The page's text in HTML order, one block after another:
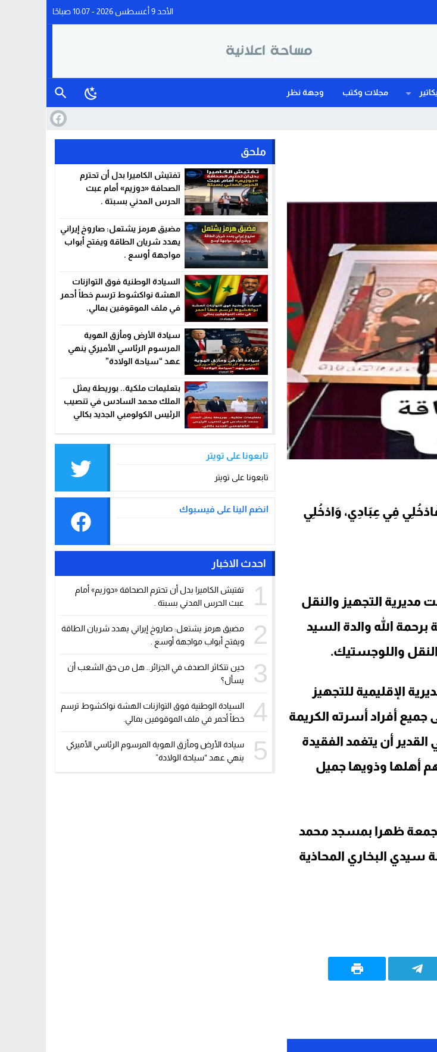
الأحد 9 أغسطس 2026 - 10:07 صباحًا
مجلات وكتب وجهة نظر
فِي عِبَادِي، وَادْخُلِي
مديرية التجهيز والنقل
الله والدة السيد
واللوجستيك.
الإقليمية للتجهيز
جميع أفراد أسرته الكريمة
أن يتغمد الفقيدة
أهلها وذويها جميل
الجمعة ظهرا بمسجد محمد
البخاري المحاذية
ملحق
تفتيش الكاميرا بدل أن تحترم
الصحافة «دوزيم» أمام عبث
الحرس المدني بسبتة .
مضيق هرمز يشتعل: صاروخ إيراني
يهدد شريان الطاقة ويفتح أبواب
مواجهة أوسع .
السيادة الوطنية فوق التوازنات
الهشة نواكشوط ترسم خطاً أحمر
في ملف الموقوفين بمالي.
سيادة الأرض ومأزق الهوية
المرسوم الرئاسي الأميركي ينهي
عهد “سياحة الولادة”
بتعليمات ملكية.. بوريطة يمثل
الملك محمد السادس في تنصيب
الرئيس الكولومبي الجديد بكالي
تابعونا على تويتر
تابعونا على تويتر
انضم الينا على فيسبوك
احدث الاخبار
1
تفتيش الكاميرا بدل أن تحترم الصحافة «دوزيم» أمام
عبث الحرس المدني بسبتة .
2
مضيق هرمز يشتعل: صاروخ إيراني يهدد شريان الطاقة
ويفتح أبواب مواجهة أوسع .
3
حين تتكاثر الصدف في الجزائر.. هل من حق الشعب أن
يسأل؟
4
السيادة الوطنية فوق التوازنات الهشة نواكشوط ترسم
خطاً أحمر في ملف الموقوفين بمالي.
5
سيادة الأرض ومأزق الهوية المرسوم الرئاسي الأميركي
ينهي عهد “سياحة الولادة”